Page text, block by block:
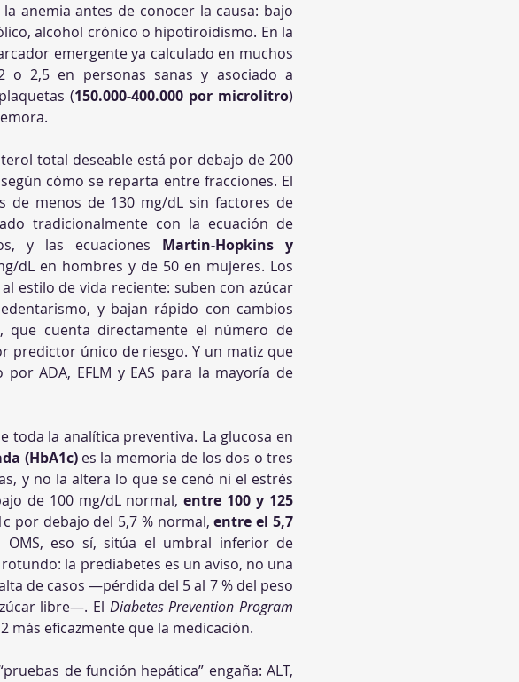
anemia antes de conocer la causa: bajo
alcohol crónico o hipotiroidismo. En la
emergente ya calculado en muchos
o 2,5 en personas sanas y asociado a
(150.000-400.000 por microlitro)
total deseable está por debajo de 200
de menos de 130 mg/dL sin factores de
y las ecuaciones Martin-Hopkins y
estilo de vida reciente: suben con azúcar
y bajan rápido con cambios
, que cuenta directamente el número de
predictor único de riesgo. Y un matiz que
ADA, EFLM y EAS para la mayoría de
toda la analítica preventiva. La glucosa en
(HbA1c) es la memoria de los dos o tres
y no la altera lo que se cenó ni el estrés
de 100 mg/dL normal, entre 100 y 125
por debajo del 5,7 % normal, entre el 5,7
eso sí, sitúa el umbral inferior de
la prediabetes es un aviso, no una
de casos —pérdida del 5 al 7 % del peso
libre—. El Diabetes Prevention Program
más eficazmente que la medicación.
de función hepática” engaña: ALT,